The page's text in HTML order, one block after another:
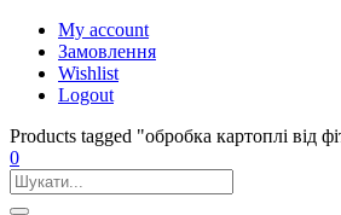
My account
Замовлення
Wishlist
Logout
Products tagged "обробка картоплі від
0